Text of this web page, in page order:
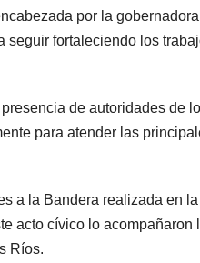
por la
fortaleciendo los
de autoridades de
para atender las
a la Bandera realizada en
acto cívico lo acompañaron
Ríos.